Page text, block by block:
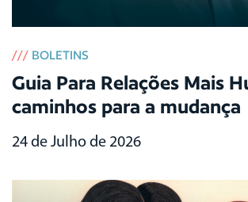
/// BOLETINS
Guia Para Relações Mais
caminhos para a mudança
24 de Julho de 2026